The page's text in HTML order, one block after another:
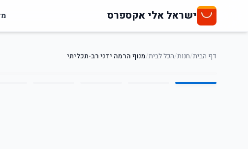
ישראל אלי אקספרס
דף הבית/חנות/הכל לבית/מנוף הרמה ידני רב-תכליתי
1
/
5